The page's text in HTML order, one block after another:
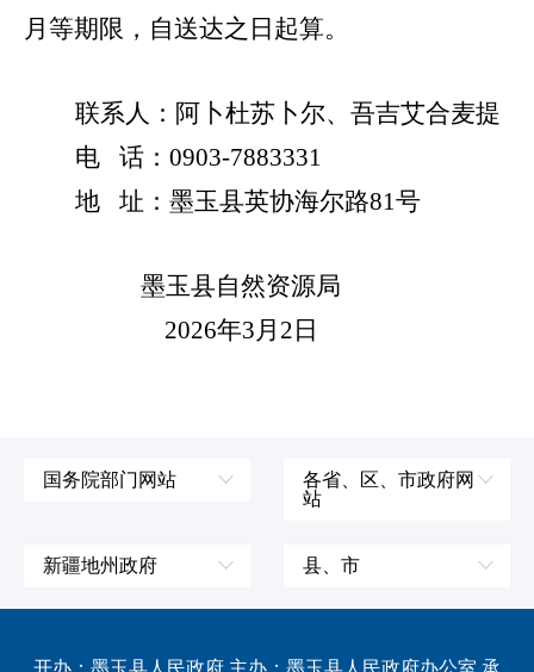
月等期限，自送达之日起算。
联系人： 阿卜杜苏卜尔、 吾吉艾合麦提
电
话： 0903-7883331
地
址：墨玉县英协海尔路81号
墨玉县自然资源局
2026年3 月 2 日
国务院部门网站
国防部
各省、区、市政府网
站
新疆地州政府
伊犁哈萨克自治州
县、市
皮山县
开办：墨玉县人民政府 主办：墨玉县人民政府办公室 承